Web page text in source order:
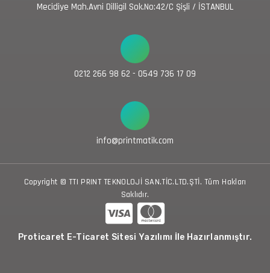
Mecidiye Mah.Avni Dilligil Sok.No:42/C Şişli / İSTANBUL
0212 266 98 62 - 0549 736 17 09
info@printmatik.com
Copyright © TTI PRINT TEKNOLOJİ SAN.TİC.LTD.ŞTİ. Tüm Hakları
Saklıdır.
Proticaret E-Ticaret Sitesi Yazılımı İle Hazırlanmıştır.